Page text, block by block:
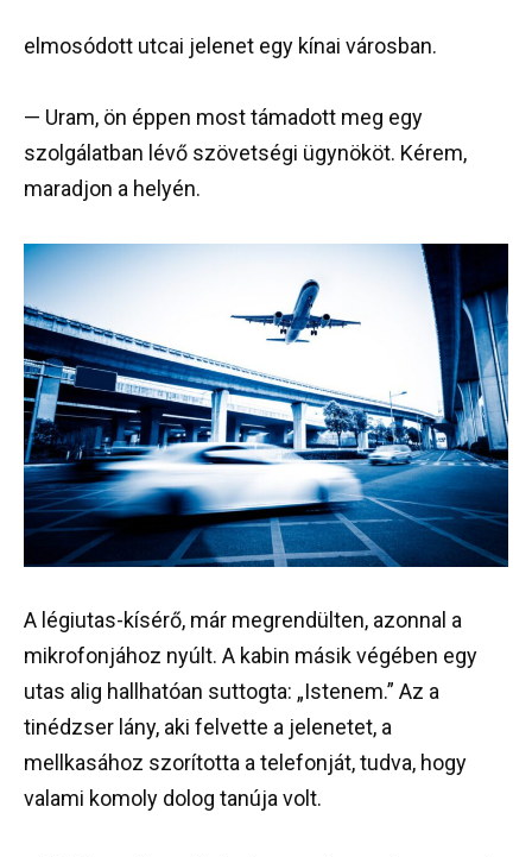
elmosódott utcai jelenet egy kínai városban.
— Uram, ön éppen most támadott meg egy
szolgálatban lévő szövetségi ügynököt. Kérem,
maradjon a helyén.
A légiutas-kísérő, már megrendülten, azonnal a
mikrofonjához nyúlt. A kabin másik végében egy
utas alig hallhatóan suttogta: „Istenem.” Az a
tinédzser lány, aki felvette a jelenetet, a
mellkasához szorította a telefonját, tudva, hogy
valami komoly dolog tanúja volt.